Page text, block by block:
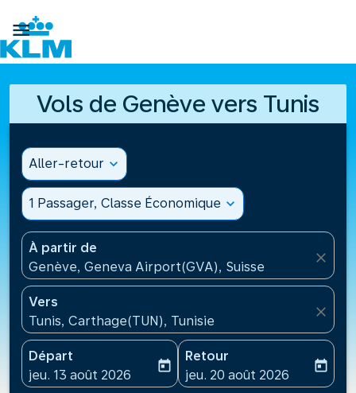

Vols de Genève vers Tunis
Aller-retour expand_more
1 Passager, Classe Économique expand_more
À partir de
Genève, Geneva Airport(GVA), Suisse
close
Vers
Tunis, Carthage(TUN), Tunisie
close
Départ
fc-booking-departure-date-aria-label
jeu. 13 août 2026
today
Retour
fc-booking-return-date-
jeu. 20 août 2026
today